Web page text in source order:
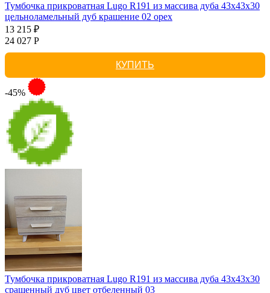
Тумбочка прикроватная Lugo R191 из массива дуба 43х43х30
цельноламельный дуб крашение 02 орех
13 215 ₽
24 027 Р
КУПИТЬ
-45%
Тумбочка прикроватная Lugo R191 из массива дуба 43х43х30
сращенный дуб цвет отбеленный 03